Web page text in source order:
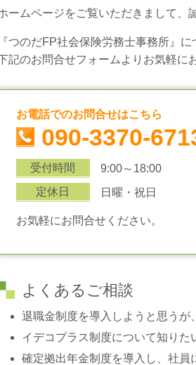
ームページをご覧いただきまして、
『つのだFP社会保険労務士事務所』
記のお問合せフォームよりお気軽に
お電話でのお問合せはこちら
090-3370-
受付時間
9:00～18:00
定休日
日曜・祝日
お気軽にお問合せください。
よくあるご相談
退職金制度を導入しようと思うが
イデコプラス制度について知りた
確定拠出年金制度を導入し、社員